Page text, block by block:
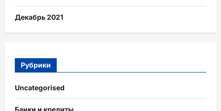
Декабрь 2021
Рубрики
Uncategorised
Банки и кредиты